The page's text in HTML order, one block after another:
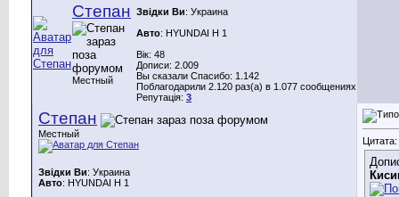
Степан
Местный
Звідки Ви: Украина
Авто: HYUNDAI H 1
Вік: 48
Дописи: 2.009
Вы сказали Спасибо: 1.142
Поблагодарили 2.120 раз(а) в 1.077 сообщениях
Репутація: 3
Степан
Местный
Звідки Ви: Украина
Авто: HYUNDAI H 1
Цитата: